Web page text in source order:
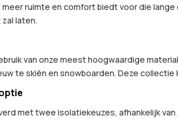
ruimte en comfort biedt voor die
laten.
van onze meest hoogwaardige
te skiën en snowboarden. Deze
met twee isolatiekeuzes, afhankelijk